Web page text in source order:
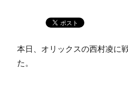
本日、オリックスの西村凌に
た。